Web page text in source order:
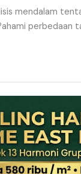
mendalam
perbedaan